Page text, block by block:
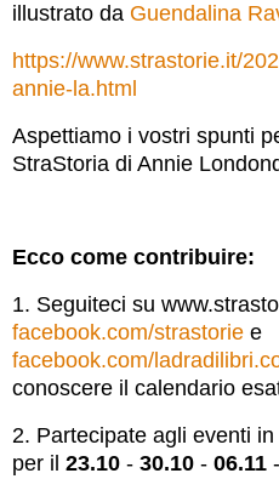
illustrato da Guendalina
https://www.strastorie.it/
annie-la.html
Aspettiamo i vostri spunti
StraStoria di Annie
Ecco come contribuire:
1. Seguiteci su
facebook.com/strastorie e
facebook.com/
conoscere il calendario
2. Partecipate agli eventi
per il 23.10 - 30.10 - 06.11 -